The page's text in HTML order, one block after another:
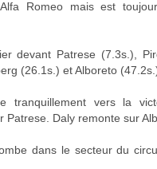
Romeo mais est
devant Patrese (7.3s.),
(26.1s.) et Alboreto
tranquillement vers la
Patrese. Daly remonte sur
dans le secteur du